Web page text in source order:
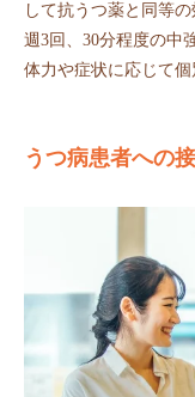
して抗うつ薬と同等
週3回、30分程度の中
体力や症状に応じて個
うつ病患者への